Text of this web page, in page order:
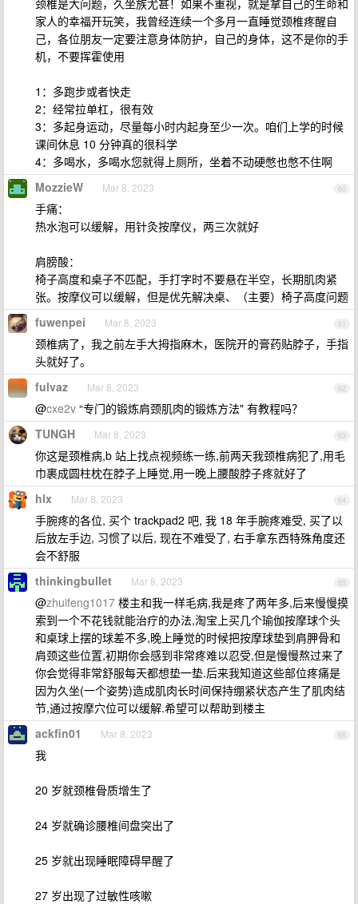
颈椎是大问题，久坐族尤甚！如果不重视，就是拿自己的生命和
家人的幸福开玩笑，我曾经连续一个多月一直睡觉颈椎疼醒自
己，各位朋友一定要注意身体防护，自己的身体，这不是你的手
机，不要挥霍使用
1：多跑步或者快走
2：经常拉单杠，很有效
3：多起身运动，尽量每小时内起身至少一次。咱们上学的时候
课间休息 10 分钟真的很科学
4：多喝水，多喝水您就得上厕所，坐着不动硬憋也憋不住啊
60
MozzieW Mar 8, 2023
手痛：
热水泡可以缓解，用针灸按摩仪，两三次就好
肩膀酸：
椅子高度和桌子不匹配，手打字时不要悬在半空，长期肌肉紧
张。按摩仪可以缓解，但是优先解决桌、（主要）椅子高度问题
61
fuwenpei Mar 8, 2023
颈椎病了，我之前左手大拇指麻木，医院开的膏药贴脖子，手指
头就好了。
62
fulvaz Mar 8, 2023
@cxe2v “专门的锻炼肩颈肌肉的锻炼方法" 有教程吗？
63
TUNGH Mar 8, 2023
你这是颈椎病,b 站上找点视频练一练,前两天我颈椎病犯了,用毛
巾裹成圆柱枕在脖子上睡觉,用一晚上腰酸脖子疼就好了
64
hlx Mar 8, 2023
手腕疼的各位, 买个 trackpad2 吧, 我 18 年手腕疼难受, 买了以
后放左手边, 习惯了以后, 现在不难受了, 右手拿东西特殊角度还
会不舒服
65
thinkingbullet Mar 8, 2023
@zhuifeng1017 楼主和我一样毛病,我是疼了两年多,后来慢慢摸
索到一个不花钱就能治疗的办法,淘宝上买几个瑜伽按摩球个头
和桌球上摆的球差不多,晚上睡觉的时候把按摩球垫到肩胛骨和
肩颈这些位置,初期你会感到非常疼难以忍受,但是慢慢熬过来了
你会觉得非常舒服每天都想垫一垫.后来我知道这些部位疼痛是
因为久坐(一个姿势)造成肌肉长时间保持绷紧状态产生了肌肉结
节,通过按摩穴位可以缓解.希望可以帮助到楼主
66
ackfin01 Mar 8, 2023
我
20 岁就颈椎骨质增生了
24 岁就确诊腰椎间盘突出了
25 岁就出现睡眠障碍早醒了
27 岁出现了过敏性咳嗽